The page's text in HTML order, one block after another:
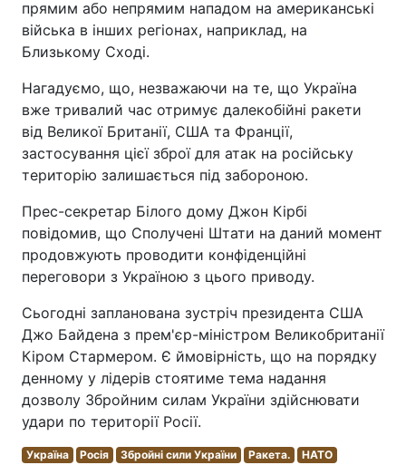
прямим або непрямим нападом на американські
війська в інших регіонах, наприклад, на
Близькому Сході.
Нагадуємо, що, незважаючи на те, що Україна
вже тривалий час отримує далекобійні ракети
від Великої Британії, США та Франції,
застосування цієї зброї для атак на російську
територію залишається під забороною.
Прес-секретар Білого дому Джон Кірбі
повідомив, що Сполучені Штати на даний момент
продовжують проводити конфіденційні
переговори з Україною з цього приводу.
Сьогодні запланована зустріч президента США
Джо Байдена з прем'єр-міністром Великобританії
Кіром Стармером. Є ймовірність, що на порядку
денному у лідерів стоятиме тема надання
дозволу Збройним силам України здійснювати
удари по території Росії.
Україна Росія Збройні сили України Ракета.
НАТО